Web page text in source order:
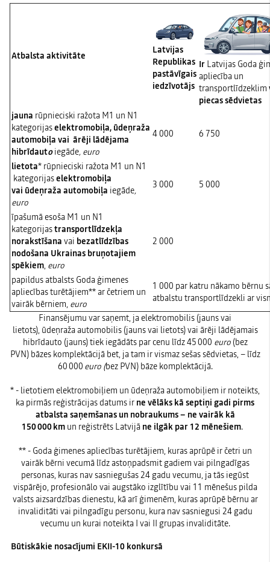
Atbalsta aktivitāte
Latvijas
Republikas
pastāvīgais
iedzīvotājs
Ir Latvijas Goda
apliecība un
transportlīdzeklim
piecas sēdvietas
jauna rūpnieciski ražota M1 un N1
kategorijaselektromobiļa, ūdeņraža
automobiļa vai ārēji lādējama
hibrīdautoiegāde, euro
4 000 6 750
lietota* rūpnieciski ražota M1 un N1
kategorijaselektromobiļa
vai ūdeņraža automobiļa iegāde,
euro
3 000 5 000
īpašumā esoša M1 un N1
kategorijastransportlīdzekļa
norakstīšana vai bezatlīdzības
nodošana Ukrainas bruņotajiem
spēkiem, euro
2 000
papildus atbalsts Goda ģimenes
apliecības turētājiem** ar četriem un
vairāk bērniem, euro
1 000 par katru nākamo bērnu
atbalstu transportlīdzekli ar
Finansējumu var saņemt, ja elektromobilis (jauns vai
lietots), ūdeņraža automobilis (jauns vai lietots) vai ārēji lādējamais
hibrīdauto (jauns) tiek iegādāts par cenu līdz 45 000 euro (bez
PVN) bāzes komplektācijā bet, ja tam ir vismaz sešas sēdvietas, – līdz
60 000 euro (bez PVN) bāze komplektācijā.
* - lietotiem elektromobiļiem un ūdeņraža automobiļiem ir noteikts,
ka pirmās reģistrācijas datums ir ne vēlāks kā septiņi gadi pirms
atbalsta saņemšanas un nobraukums – ne vairāk kā
150 000 km un reģistrēts Latvijā ne ilgāk par 12 mēnešiem.
** - Goda ģimenes apliecības turētājiem, kuras aprūpē ir četri un
vairāk bērni vecumā līdz astoņpadsmit gadiem vai pilngadīgas
personas, kuras nav sasniegušas 24 gadu vecumu, ja tās iegūst
vispārējo, profesionālo vai augstāko izglītību vai 11 mēnešus pilda
valsts aizsardzības dienestu, kā arī ģimenēm, kuras aprūpē bērnu ar
invaliditāti vai pilngadīgu personu, kura nav sasniegusi 24 gadu
vecumu un kurai noteikta I vai II grupas invaliditāte.
Būtiskākie nosacījumi EKII-10 konkursā